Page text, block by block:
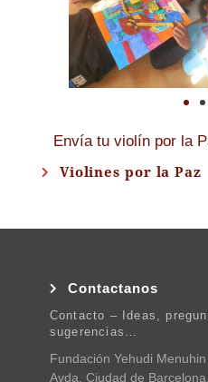
Envía tu violín por la
Violines por la Paz
Contactanos
Contacto – Ideas,
sugerencias…
Fundación Yehudi
Avda. Ciudad de